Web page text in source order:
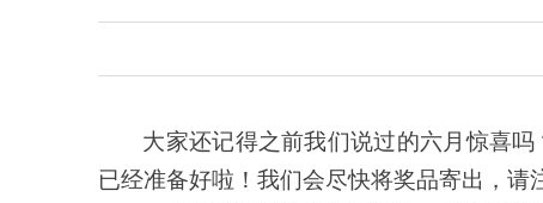
大家还记得之前我们说过的六月惊喜
已经准备好啦！我们会尽快将奖品寄出，请